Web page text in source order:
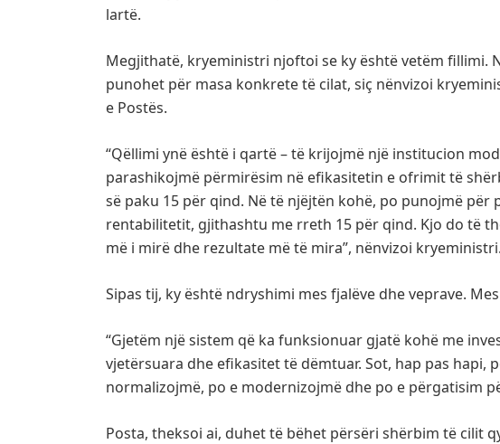
lartë.
Megjithatë, kryeministri njoftoi se ky është vetëm fillimi.
punohet për masa konkrete të cilat, siç nënvizoi
e Postës.
“Qëllimi ynë është i qartë – të krijojmë një institucion
parashikojmë përmirësim në efikasitetin e ofrimit të
së paku 15 për qind. Në të njëjtën kohë, po punojmë për
rentabilitetit, gjithashtu me rreth 15 për qind. Kjo do të
më i mirë dhe rezultate më të mira”, nënvizoi kryeministri.
Sipas tij, ky është ndryshimi mes fjalëve dhe veprave.
“Gjetëm një sistem që ka funksionuar gjatë kohë me
vjetërsuara dhe efikasitet të dëmtuar. Sot, hap pas hapi,
normalizojmë, po e modernizojmë dhe po e përgatisim
Posta, theksoi ai, duhet të bëhet përsëri shërbim të cilit